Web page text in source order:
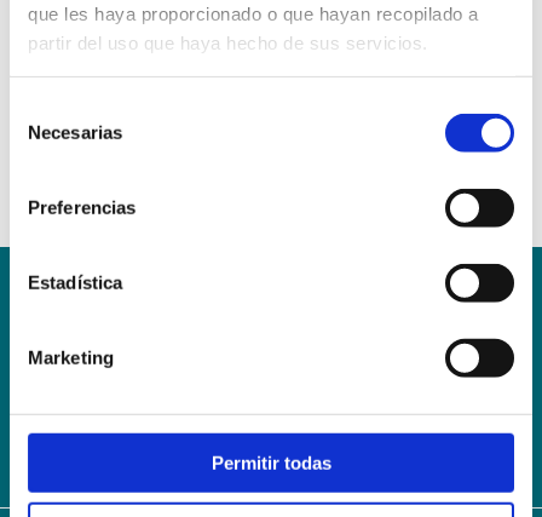
que les haya proporcionado o que hayan recopilado a
partir del uso que haya hecho de sus servicios.
Necesarias
Preferencias
Estadística
Marketing
Permitir todas
AVISO LEGAL – TÉRMINOS Y CONDICIONES DE SERVICIOS
Contacto
Webmail User Login